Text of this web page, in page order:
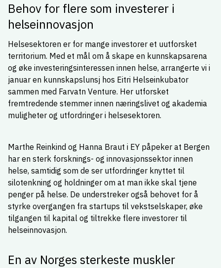
Behov for flere som investerer i
helseinnovasjon
Helsesektoren er for mange investorer et uutforsket
territorium. Med et mål om å skape en kunnskapsarena
og øke investeringsinteressen innen helse, arrangerte vi i
januar en kunnskapslunsj hos Eitri Helseinkubator
sammen med Farvatn Venture. Her utforsket
fremtredende stemmer innen næringslivet og akademia
muligheter og utfordringer i helsesektoren.
Marthe Reinkind og Hanna Braut i EY påpeker at Bergen
har en sterk forsknings- og innovasjonssektor innen
helse, samtidig som de ser utfordringer knyttet til
silotenkning og holdninger om at man ikke skal tjene
penger på helse. De understreker også behovet for å
styrke overgangen fra startups til vekstselskaper, øke
tilgangen til kapital og tiltrekke flere investorer til
helseinnovasjon.
En av Norges sterkeste muskler